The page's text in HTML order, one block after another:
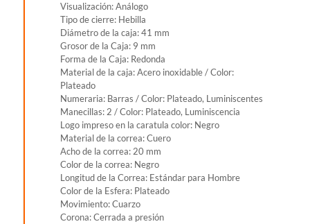
Visualización: Análogo
Tipo de cierre: Hebilla
Diámetro de la caja: 41 mm
Grosor de la Caja: 9 mm
Forma de la Caja: Redonda
Material de la caja: Acero inoxidable / Color:
Plateado
Numeraria: Barras / Color: Plateado, Luminiscentes
Manecillas: 2 / Color: Plateado, Luminiscencia
Logo impreso en la caratula color: Negro
Material de la correa: Cuero
Acho de la correa: 20 mm
Color de la correa: Negro
Longitud de la Correa: Estándar para Hombre
Color de la Esfera: Plateado
Movimiento: Cuarzo
Corona: Cerrada a presión